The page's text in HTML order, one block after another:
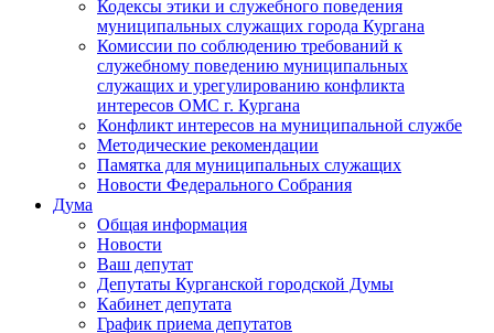
Кодексы этики и служебного поведения
муниципальных служащих города Кургана
Комиссии по соблюдению требований к
служебному поведению муниципальных
служащих и урегулированию конфликта
интересов ОМС г. Кургана
Конфликт интересов на муниципальной службе
Методические рекомендации
Памятка для муниципальных служащих
Новости Федерального Cобрания
Дума
Общая информация
Новости
Ваш депутат
Депутаты Курганской городской Думы
Кабинет депутата
График приема депутатов